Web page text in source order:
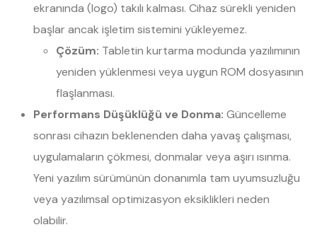
ekranında (logo) takılı kalması. Cihaz sürekli yeniden
başlar ancak işletim sistemini yükleyemez.
Çözüm: Tabletin kurtarma modunda yazılımının
yeniden yüklenmesi veya uygun ROM dosyasının
flaşlanması.
Performans Düşüklüğü ve Donma: Güncelleme
sonrası cihazın beklenenden daha yavaş çalışması,
uygulamaların çökmesi, donmalar veya aşırı ısınma.
Yeni yazılım sürümünün donanımla tam uyumsuzluğu
veya yazılımsal optimizasyon eksiklikleri neden
olabilir.